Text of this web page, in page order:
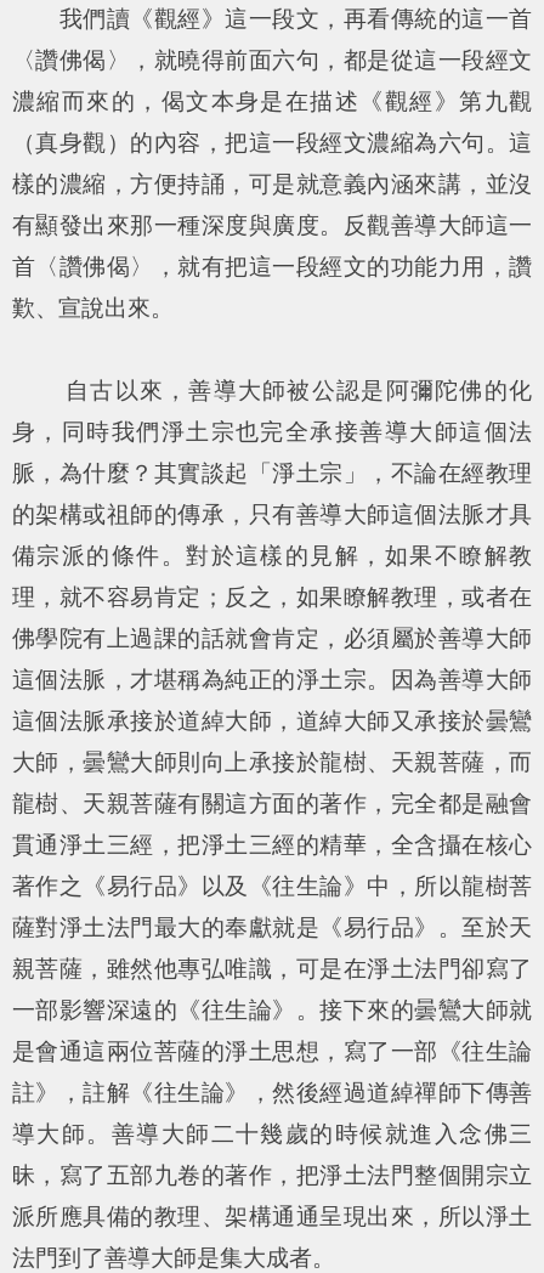
我們讀《觀經》這一段文，再看傳統的這一首
〈讚佛偈〉，就曉得前面六句，都是從這一段經文
濃縮而來的，偈文本身是在描述《觀經》第九觀
（真身觀）的內容，把這一段經文濃縮為六句。這
樣的濃縮，方便持誦，可是就意義內涵來講，並沒
有顯發出來那一種深度與廣度。反觀善導大師這一
首〈讚佛偈〉，就有把這一段經文的功能力用，讚
歎、宣說出來。
自古以來，善導大師被公認是阿彌陀佛的化
身，同時我們淨土宗也完全承接善導大師這個法
脈，為什麼？其實談起「淨土宗」，不論在經教理
的架構或祖師的傳承，只有善導大師這個法脈才具
備宗派的條件。對於這樣的見解，如果不瞭解教
理，就不容易肯定；反之，如果瞭解教理，或者在
佛學院有上過課的話就會肯定，必須屬於善導大師
這個法脈，才堪稱為純正的淨土宗。因為善導大師
這個法脈承接於道綽大師，道綽大師又承接於曇鸞
大師，曇鸞大師則向上承接於龍樹、天親菩薩，而
龍樹、天親菩薩有關這方面的著作，完全都是融會
貫通淨土三經，把淨土三經的精華，全含攝在核心
著作之《易行品》以及《往生論》中，所以龍樹菩
薩對淨土法門最大的奉獻就是《易行品》。至於天
親菩薩，雖然他專弘唯識，可是在淨土法門卻寫了
一部影響深遠的《往生論》。接下來的曇鸞大師就
是會通這兩位菩薩的淨土思想，寫了一部《往生論
註》，註解《往生論》，然後經過道綽禪師下傳善
導大師。善導大師二十幾歲的時候就進入念佛三
昧，寫了五部九卷的著作，把淨土法門整個開宗立
派所應具備的教理、架構通通呈現出來，所以淨土
法門到了善導大師是集大成者。